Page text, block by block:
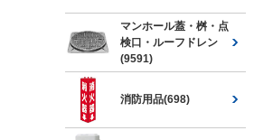
マンホール蓋・桝・点
検口・ルーフドレン
(9591)
消防用品(698)